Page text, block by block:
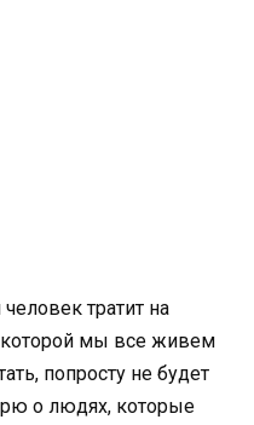
тратит на
которой мы все живем
попросту не будет
о людях, которые